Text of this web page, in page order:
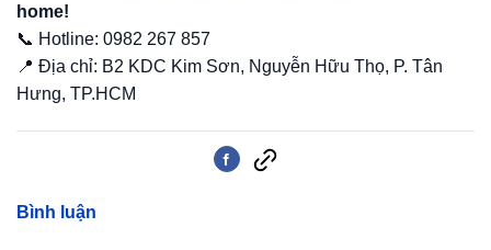
home!
📞 Hotline: 0982 267 857
📍 Địa chỉ: B2 KDC Kim Sơn, Nguyễn Hữu Thọ, P. Tân
Hưng, TP.HCM
Bình luận